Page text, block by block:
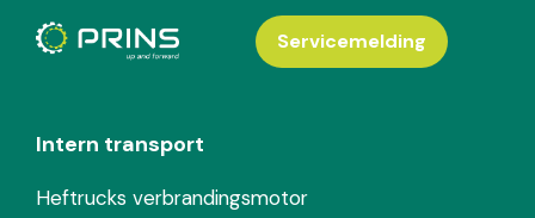
Intern transport
Heftrucks verbrandingsmotor
Servicemelding